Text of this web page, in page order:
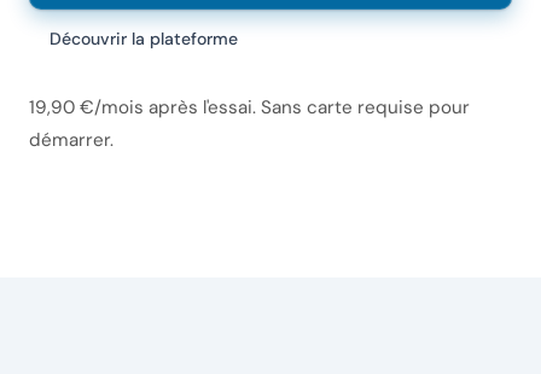
Découvrir la plateforme
19,90 €/mois après l'essai. Sans carte requise pour
démarrer.